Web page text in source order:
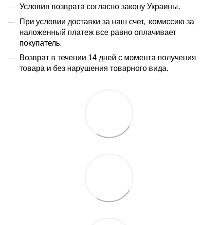
Условия возврата согласно закону Украины.
При условии доставки за наш счет, комиссию за
наложенный платеж все равно оплачивает
покупатель.
Возврат в течении 14 дней с момента получения
товара и без нарушения товарного вида.